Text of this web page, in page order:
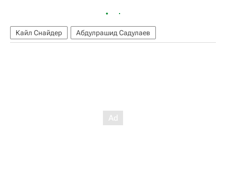
Кайл Снайдер Абдулрашид Садулаев